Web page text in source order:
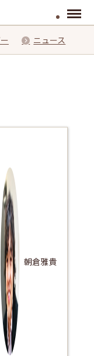
Menu
ニュース
朝倉雅貴